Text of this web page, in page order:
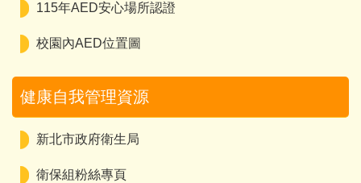
115年AED安心場所認證
校園內AED位置圖
健康自我管理資源
新北市政府衛生局
衛保組粉絲專頁